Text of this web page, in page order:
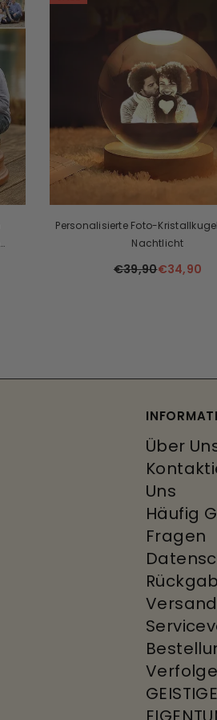
Personalisierte Foto-Kristallkugel
Nachtlicht
€39,90€34,90
Über
Uns
Häufig
Fragen
GEISTIGE